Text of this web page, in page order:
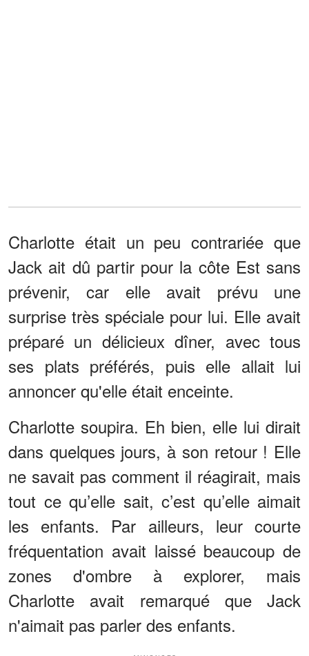
Charlotte était un peu contrariée que
Jack ait dû partir pour la côte Est sans
prévenir, car elle avait prévu une
surprise très spéciale pour lui. Elle avait
préparé un délicieux dîner, avec tous
ses plats préférés, puis elle allait lui
annoncer qu'elle était enceinte.
Charlotte soupira. Eh bien, elle lui dirait
dans quelques jours, à son retour ! Elle
ne savait pas comment il réagirait, mais
tout ce qu’elle sait, c’est qu’elle aimait
les enfants. Par ailleurs, leur courte
fréquentation avait laissé beaucoup de
zones d'ombre à explorer, mais
Charlotte avait remarqué que Jack
n'aimait pas parler des enfants.